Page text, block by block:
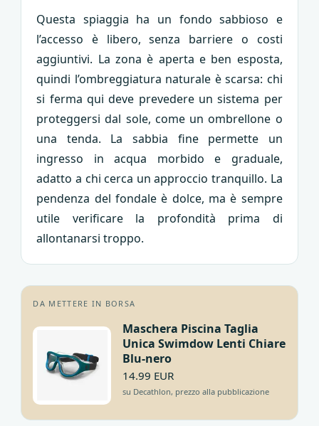
Questa spiaggia ha un fondo sabbioso e
l’accesso è libero, senza barriere o costi
aggiuntivi. La zona è aperta e ben esposta,
quindi l’ombreggiatura naturale è scarsa: chi
si ferma qui deve prevedere un sistema per
proteggersi dal sole, come un ombrellone o
una tenda. La sabbia fine permette un
ingresso in acqua morbido e graduale,
adatto a chi cerca un approccio tranquillo. La
pendenza del fondale è dolce, ma è sempre
utile verificare la profondità prima di
allontanarsi troppo.
DA METTERE IN BORSA
Maschera Piscina Taglia
Unica Swimdow Lenti Chiare
Blu-nero
14.99 EUR
su Decathlon, prezzo alla pubblicazione